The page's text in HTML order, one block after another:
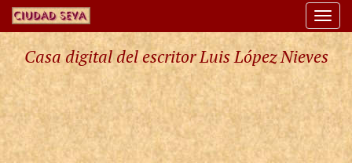
Casa digital del escritor Luis López Nieves